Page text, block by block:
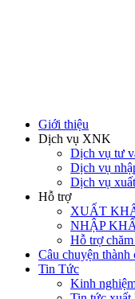
Giới thiệu
Dịch vụ XNK
Dịch vụ tư
Dịch vụ
Dịch vụ
Hỗ trợ
XUẤT
NHẬP
Hỗ trợ
Câu chuyện thành
Tin Tức
Kinh